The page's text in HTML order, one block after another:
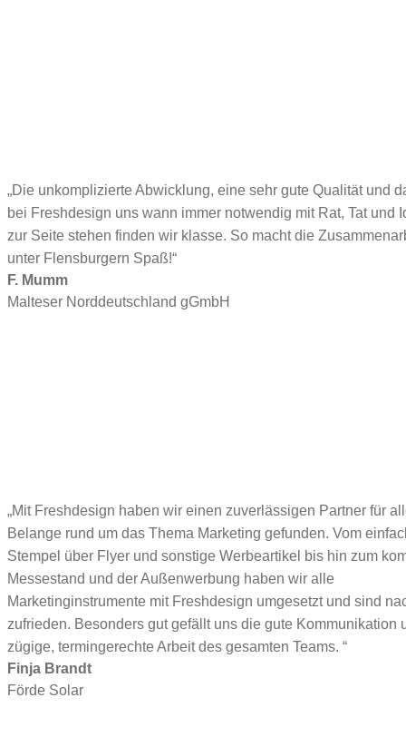
„Die unkomplizierte Abwicklung, eine sehr gute Qualität und
bei Freshdesign uns wann immer notwendig mit Rat, Tat und
zur Seite stehen finden wir klasse. So macht die
unter Flensburgern Spaß!“
F. Mumm
Malteser Norddeutschland gGmbH
„Mit Freshdesign haben wir einen zuverlässigen Partner für
Belange rund um das Thema Marketing gefunden. Vom
Stempel über Flyer und sonstige Werbeartikel bis hin zum
Messestand und der Außenwerbung haben wir alle
Marketinginstrumente mit Freshdesign umgesetzt und sind
zufrieden. Besonders gut gefällt uns die gute Kommunikation
zügige, termingerechte Arbeit des gesamten Teams. “
Finja Brandt
Förde Solar